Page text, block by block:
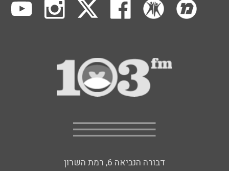
דבורה הנביאה 6, רמת השרון